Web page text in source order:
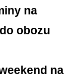
na
obozu
na